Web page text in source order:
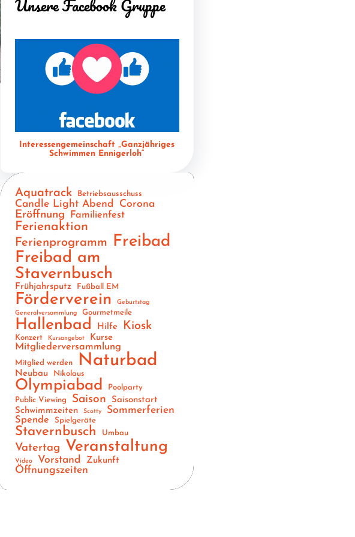
Unsere Facebook Gruppe
Interessengemeinschaft „Ganzjähriges
Schwimmen Ennigerloh“
Aquatrack Betriebsausschuss
Candle Light Abend Corona
Eröffnung Familienfest
Ferienaktion
Ferienprogramm Freibad
Freibad am
Stavernbusch
Frühjahrsputz Fußball EM
Förderverein
Geburtstag
Generalversammlung
Gourmetmeile
Hallenbad Hilfe Kiosk
Konzert Kursangebot Kurse
Mitgliederversammlung
Mitglied werden Naturbad
Neubau Nikolaus
Olympiabad
Poolparty
Public Viewing
Saison
Saisonstart
Schwimmzeiten
Scotty Sommerferien
Spende Spielgeräte
Stavernbusch Umbau
Vatertag Veranstaltung
Video Vorstand Zukunft
Öffnungszeiten